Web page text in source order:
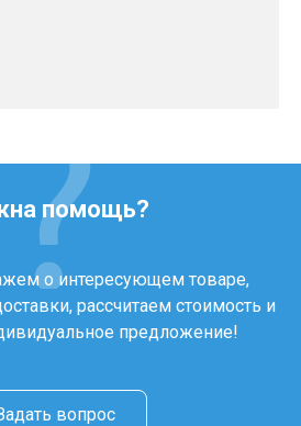
помощь?
о интересующем товаре,
рассчитаем стоимость и
предложение!
вопрос